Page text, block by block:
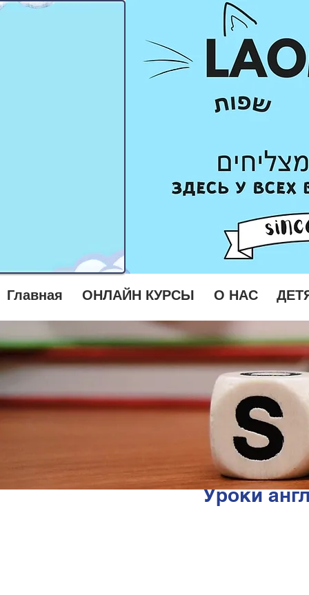
Главная ОНЛАЙН КУРСЫ О НАС
Уроки